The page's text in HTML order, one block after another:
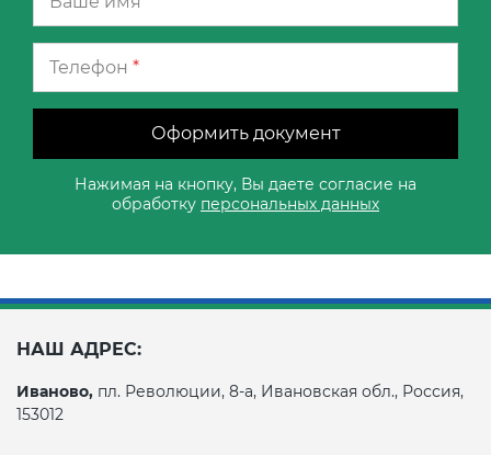
Телефон *
Оформить документ
Нажимая на кнопку, Вы даете согласие на
обработку персональных данных
НАШ АДРЕС:
Иваново, пл. Революции, 8-а, Ивановская обл., Россия,
153012